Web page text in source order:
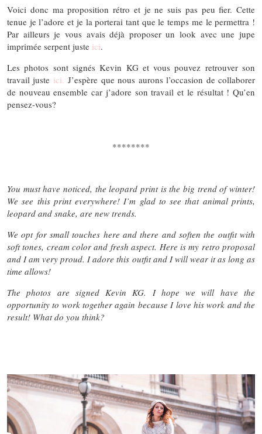
Voici donc ma proposition rétro et je ne suis pas peu fier. Cette
tenue je l’adore et je la porterai tant que le temps me le permettra !
Par ailleurs je vous avais déjà proposer un look avec une jupe
imprimée serpent juste ici.
Les photos sont signés Kevin KG et vous pouvez retrouver son
travail juste ici. J’espère que nous aurons l’occasion de collaborer
de nouveau ensemble car j’adore son travail et le résultat ! Qu’en
pensez-vous?
********
You must have noticed, the leopard print is the big trend of winter!
We see this print everywhere! I’m glad to see that animal prints,
leopard and snake, are new trends.
We opt for small touches here and there and soften the outfit with
soft tones, cream color and fresh aspect. Here is my retro proposal
and I am very proud. I adore this outfit and I will wear it as long as
time allows!
The photos are signed Kevin KG. I hope we will have the
opportunity to work together again because I love his work and the
result! What do you think?